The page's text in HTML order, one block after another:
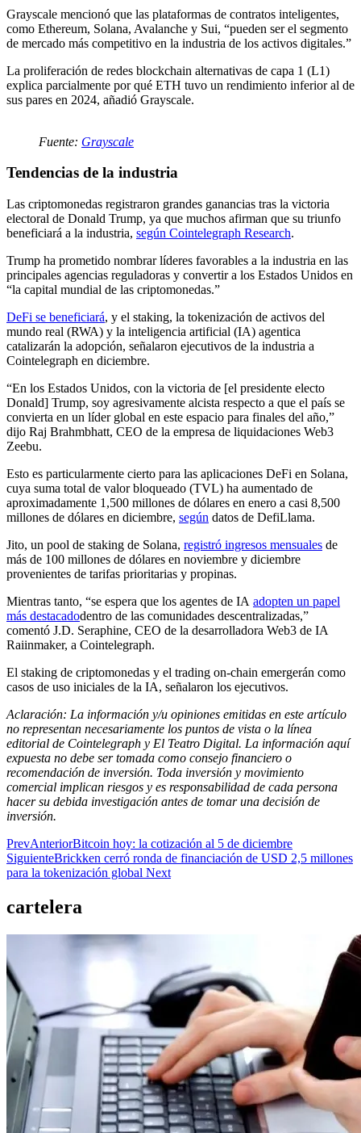
Grayscale mencionó que las plataformas de contratos inteligentes,
como Ethereum, Solana, Avalanche y Sui, “pueden ser el segmento
de mercado más competitivo en la industria de los activos digitales.”
La proliferación de redes blockchain alternativas de capa 1 (L1)
explica parcialmente por qué ETH tuvo un rendimiento inferior al de
sus pares en 2024, añadió Grayscale.
Fuente: Grayscale
Tendencias de la industria
Las criptomonedas registraron grandes ganancias tras la victoria
electoral de Donald Trump, ya que muchos afirman que su triunfo
beneficiará a la industria, según Cointelegraph Research.
Trump ha prometido nombrar líderes favorables a la industria en las
principales agencias reguladoras y convertir a los Estados Unidos en
“la capital mundial de las criptomonedas.”
DeFi se beneficiará, y el staking, la tokenización de activos del
mundo real (RWA) y la inteligencia artificial (IA) agentica
catalizarán la adopción, señalaron ejecutivos de la industria a
Cointelegraph en diciembre.
“En los Estados Unidos, con la victoria de [el presidente electo
Donald] Trump, soy agresivamente alcista respecto a que el país se
convierta en un líder global en este espacio para finales del año,”
dijo Raj Brahmbhatt, CEO de la empresa de liquidaciones Web3
Zeebu.
Esto es particularmente cierto para las aplicaciones DeFi en Solana,
cuya suma total de valor bloqueado (TVL) ha aumentado de
aproximadamente 1,500 millones de dólares en enero a casi 8,500
millones de dólares en diciembre, según datos de DefiLlama.
Jito, un pool de staking de Solana, registró ingresos mensuales de
más de 100 millones de dólares en noviembre y diciembre
provenientes de tarifas prioritarias y propinas.
Mientras tanto, “se espera que los agentes de IA adopten un papel
más destacadodentro de las comunidades descentralizadas,”
comentó J.D. Seraphine, CEO de la desarrolladora Web3 de IA
Raiinmaker, a Cointelegraph.
El staking de criptomonedas y el trading on-chain emergerán como
casos de uso iniciales de la IA, señalaron los ejecutivos.
Aclaración: La información y/u opiniones emitidas en este artículo
no representan necesariamente los puntos de vista o la línea
editorial de Cointelegraph y El Teatro Digital. La información aquí
expuesta no debe ser tomada como consejo financiero o
recomendación de inversión. Toda inversión y movimiento
comercial implican riesgos y es responsabilidad de cada persona
hacer su debida investigación antes de tomar una decisión de
inversión.
PrevAnteriorBitcoin hoy: la cotización al 5 de diciembre
SiguienteBrickken cerró ronda de financiación de USD 2,5 millones
para la tokenización global Next
cartelera